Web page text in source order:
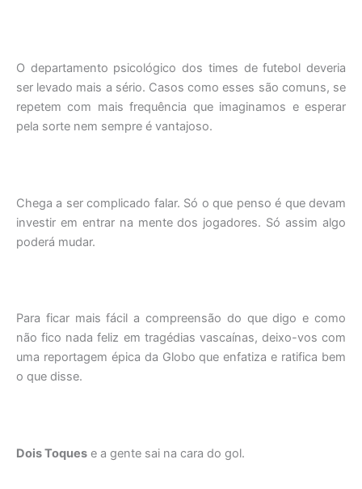
O departamento psicológico dos times de futebol deveria
ser levado mais a sério. Casos como esses são comuns, se
repetem com mais frequência que imaginamos e esperar
pela sorte nem sempre é vantajoso.
Chega a ser complicado falar. Só o que penso é que devam
investir em entrar na mente dos jogadores. Só assim algo
poderá mudar.
Para ficar mais fácil a compreensão do que digo e como
não fico nada feliz em tragédias vascaínas, deixo-vos com
uma reportagem épica da Globo que enfatiza e ratifica bem
o que disse.
Dois Toques e a gente sai na cara do gol.